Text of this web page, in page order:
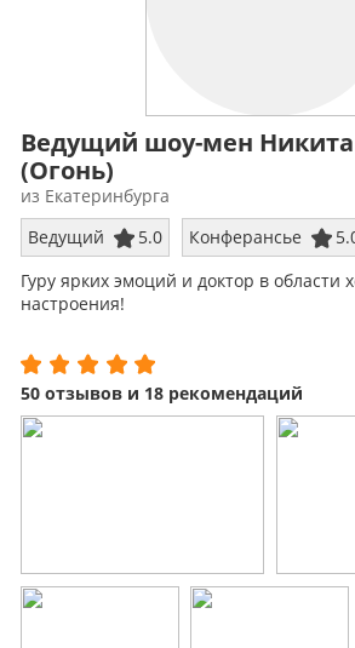
Ведущий шоу-мен Никита
(Огонь)
из Екатеринбурга
Ведущий
5.0 Конферансье
Гуру ярких эмоций и доктор в области
настроения!
Веду и организую крутые мероприятия:
-Красивые свадьбы
-Веселые корпоративы
-Душевные юбилеи
-Мощные концерты
50 отзывов и 18 рекомендаций